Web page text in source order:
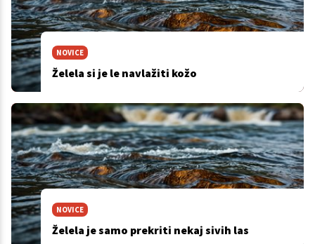
NOVICE
Želela si je le navlažiti kožo
NOVICE
Želela je samo prekriti nekaj sivih las